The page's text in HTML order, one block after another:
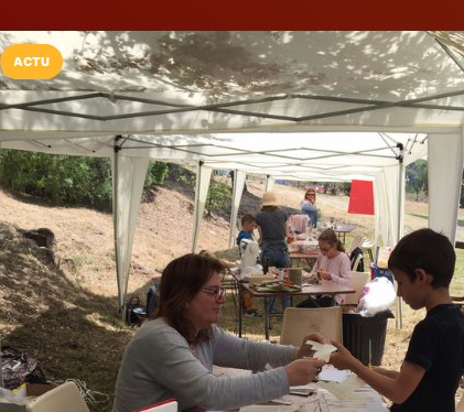
Installez l'App LaCarte
Téléchargez gratuitement l'app
commerces favoris et ne rien rater !
Télécharger Plus tard
La Chaise
Tapissier
ACTU